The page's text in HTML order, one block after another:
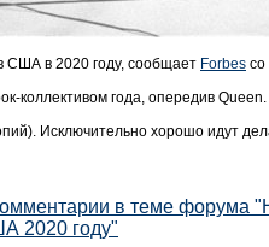
США в 2020 году, сообщает Forbes со
коллективом года, опередив Queen.
Исключительно хорошо идут
в теме форума
2020 году"